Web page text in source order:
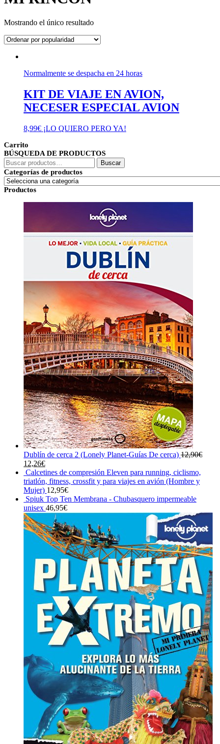
Mostrando el único resultado
Normalmente se despacha en 24 horas
KIT DE VIAJE EN AVION,
NECESER ESPECIAL AVION
8,99€ ¡LO QUIERO PERO YA!
Carrito
BÚSQUEDA DE PRODUCTOS
Buscar
por:
Buscar
Categorías de productos
Productos
Dublín de cerca 2 (Lonely Planet-Guías De cerca) 12,90€
El
precio
original
era:
12,90€.
12,26€El
precio
actual
es:
12,26€.
Calcetines de compresión Eleven para running, ciclismo,
triatlón, fitness, crossfit y para viajes en avión (Hombre y
Mujer) 12,95€
Spiuk Top Ten Membrana - Chubasquero impermeable
unisex 46,95€